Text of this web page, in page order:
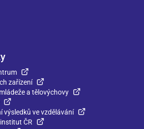
zařízení
a tělovýchovy
výsledků ve vzdělávání
ČR